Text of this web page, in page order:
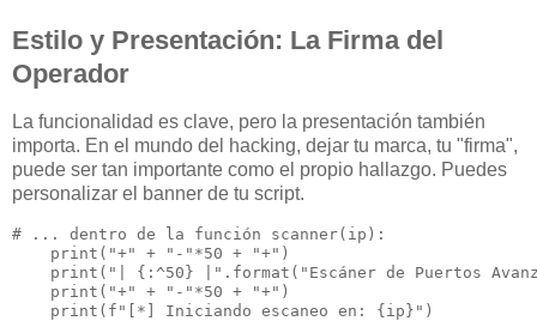
Estilo y Presentación: La Firma del
Operador
La funcionalidad es clave, pero la presentación también
importa. En el mundo del hacking, dejar tu marca, tu "firma",
puede ser tan importante como el propio hallazgo. Puedes
personalizar el banner de tu script.
# ... dentro de la función scanner(ip):
    print("+" + "-"*50 + "+")
print("| {:^50} |".format("Escáner de Puertos
    print("+" + "-"*50 + "+")
    print(f"[*] Iniciando escaneo en: {ip}")